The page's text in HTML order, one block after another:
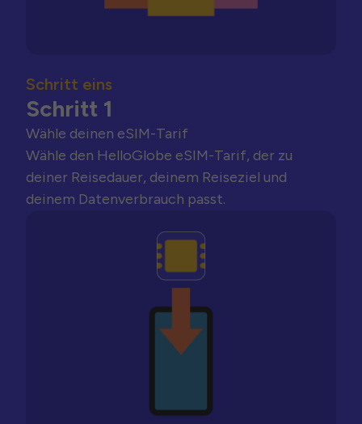
Schritt eins
Schritt 1
Wähle deinen eSIM-Tarif
Wähle den HelloGlobe eSIM-Tarif, der zu
deiner Reisedauer, deinem Reiseziel und
deinem Datenverbrauch passt.